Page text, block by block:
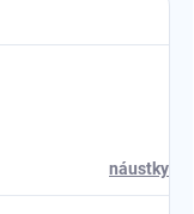
náustky